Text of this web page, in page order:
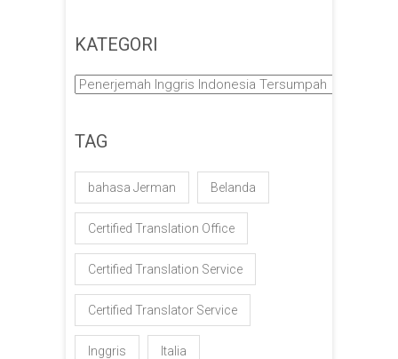
KATEGORI
Kategori
TAG
bahasa Jerman Belanda
Certified Translation Office
Certified Translation Service
Certified Translator Service
Inggris Italia